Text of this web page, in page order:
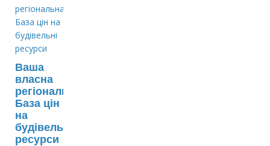
Ваша
власна
регіональна
База цін
на
будівельні
ресурси